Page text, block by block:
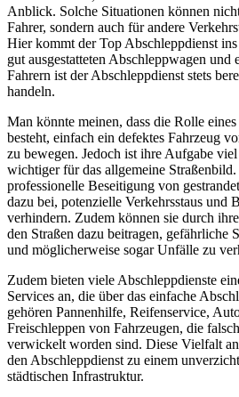
Anblick. Solche Situationen können
Fahrer, sondern auch für andere
Hier kommt der Top Abschleppdienst
gut ausgestatteten Abschleppwagen und
Fahrern ist der Abschleppdienst stets
handeln.
Man könnte meinen, dass die Rolle
besteht, einfach ein defektes Fahrzeug
zu bewegen. Jedoch ist ihre Aufgabe
wichtiger für das allgemeine
professionelle Beseitigung von
dazu bei, potenzielle Verkehrsstaus und
verhindern. Zudem können sie durch
den Straßen dazu beitragen, gefährliche
und möglicherweise sogar Unfälle zu
Zudem bieten viele Abschleppdienste
Services an, die über das einfache
gehören Pannenhilfe, Reifenservice,
Freischleppen von Fahrzeugen, die
verwickelt worden sind. Diese Vielfalt
den Abschleppdienst zu einem
städtischen Infrastruktur.